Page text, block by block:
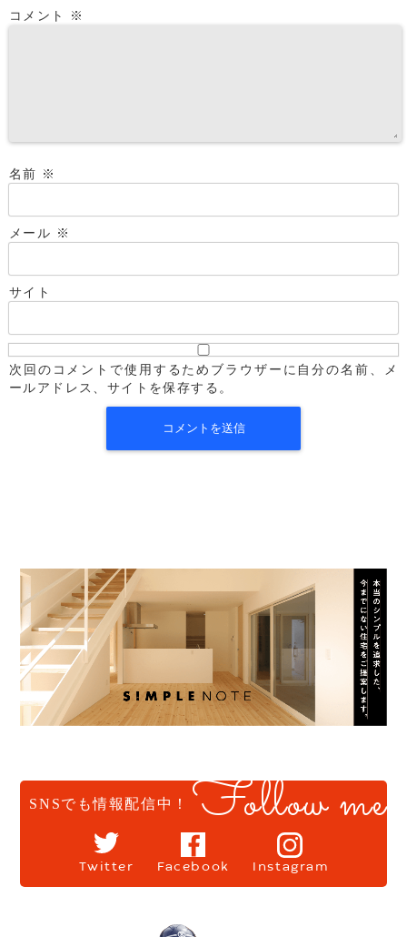
コメント
※
名前 ※
メール ※
サイト
次回のコメントで使用するためブラウザーに自分の名前、メ
ールアドレス、サイトを保存する。
SNSでも情報配信中！ Follow me
Twitter Facebook Instagram